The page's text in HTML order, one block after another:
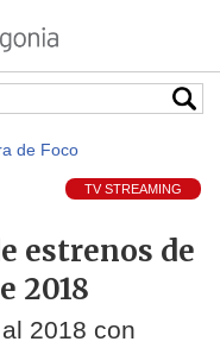
de Foco
TV STREAMING
estrenos de
2018
2018 con